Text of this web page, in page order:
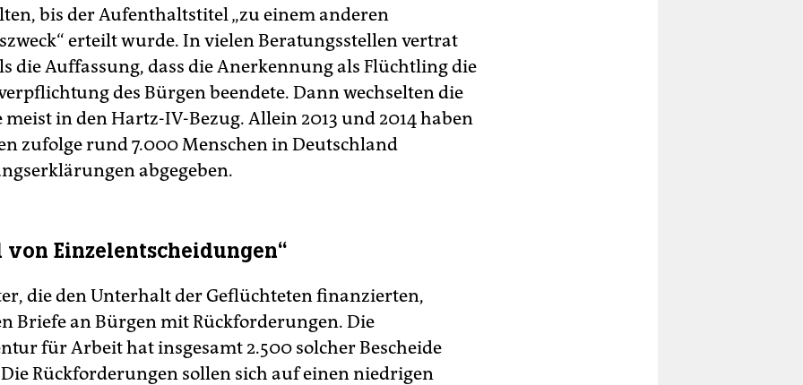
bis der Aufenthaltstitel „zu einem anderen
erteilt wurde. In vielen Beratungsstellen vertrat
die Auffassung, dass die Anerkennung als Flüchtling die
des Bürgen beendete. Dann wechselten die
in den Hartz-IV-Bezug. Allein 2013 und 2014 haben
zufolge rund 7.000 Menschen in Deutschland
abgegeben.
von Einzelentscheidungen“
die den Unterhalt der Geflüchteten finanzierten,
Briefe an Bürgen mit Rückforderungen. Die
für Arbeit hat insgesamt 2.500 solcher Bescheide
Rückforderungen sollen sich auf einen niedrigen